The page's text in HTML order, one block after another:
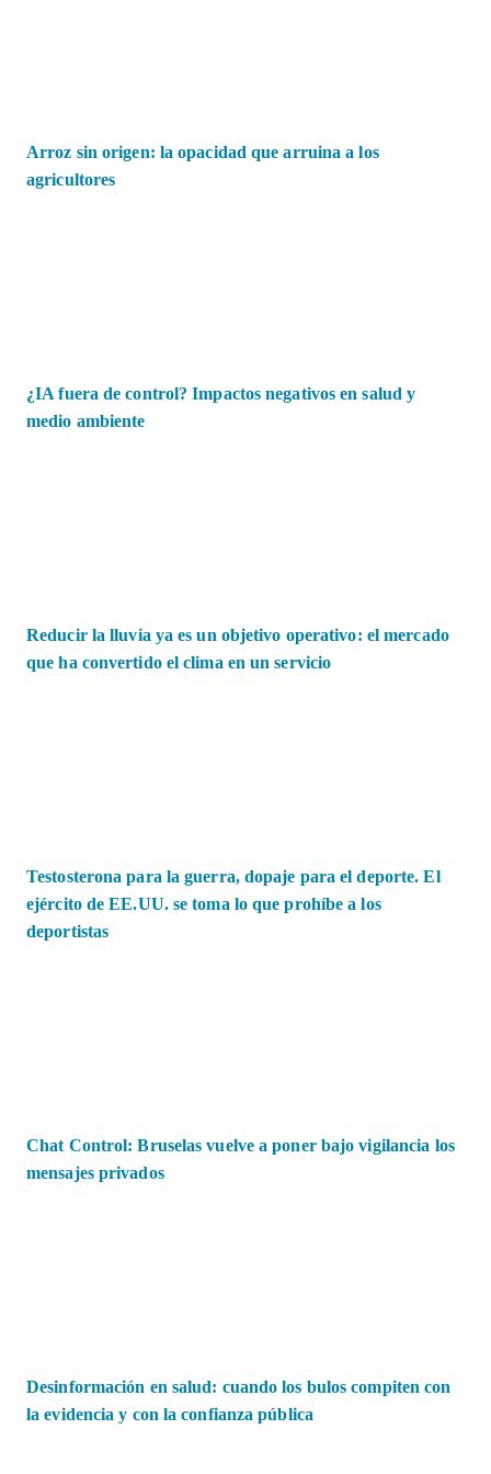
Arroz sin origen: la opacidad que arruina a los
agricultores
¿IA fuera de control? Impactos negativos en salud y
medio ambiente
Reducir la lluvia ya es un objetivo operativo: el mercado
que ha convertido el clima en un servicio
Testosterona para la guerra, dopaje para el deporte. El
ejército de EE.UU. se toma lo que prohíbe a los
deportistas
Chat Control: Bruselas vuelve a poner bajo vigilancia los
mensajes privados
Desinformación en salud: cuando los bulos compiten con
la evidencia y con la confianza pública